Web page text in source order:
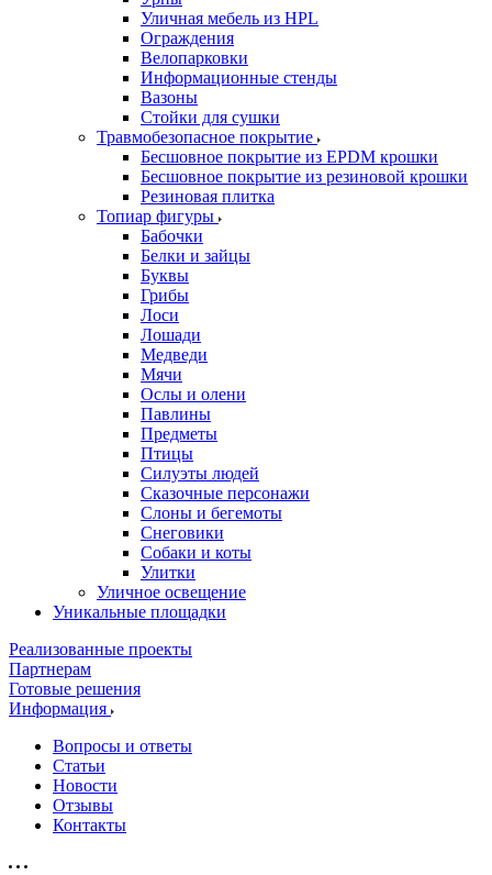
Уличная мебель из HPL
Ограждения
Велопарковки
Информационные стенды
Вазоны
Стойки для сушки
Травмобезопасное покрытие
Бесшовное покрытие из EPDM крошки
Бесшовное покрытие из резиновой крошки
Резиновая плитка
Топиар фигуры
Бабочки
Белки и зайцы
Буквы
Грибы
Лоси
Лошади
Медведи
Мячи
Ослы и олени
Павлины
Предметы
Птицы
Силуэты людей
Сказочные персонажи
Слоны и бегемоты
Снеговики
Собаки и коты
Улитки
Уличное освещение
Уникальные площадки
Реализованные проекты
Партнерам
Готовые решения
Информация
Вопросы и ответы
Статьи
Новости
Отзывы
Контакты